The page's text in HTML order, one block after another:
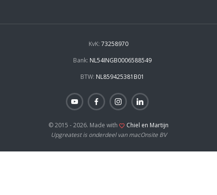
KvK: 73258970
Bank: NL54INGB0006588549
BTW: NL859425381B01
© 2015 - 2026. Made with
Chiel en Martijn
Upgreatest is onderdeel van macOnsite BV